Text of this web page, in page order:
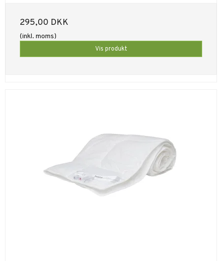
295,00 DKK
(inkl. moms)
Vis produkt